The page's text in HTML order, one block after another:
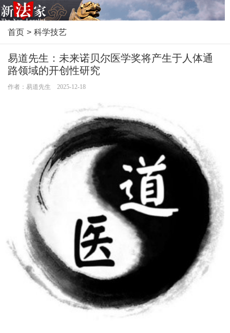
首页 > 科学技艺
易道先生：未来诺贝尔医学奖将产生于人体通
路领域的开创性研究
作者：易道先生 2025-12-18